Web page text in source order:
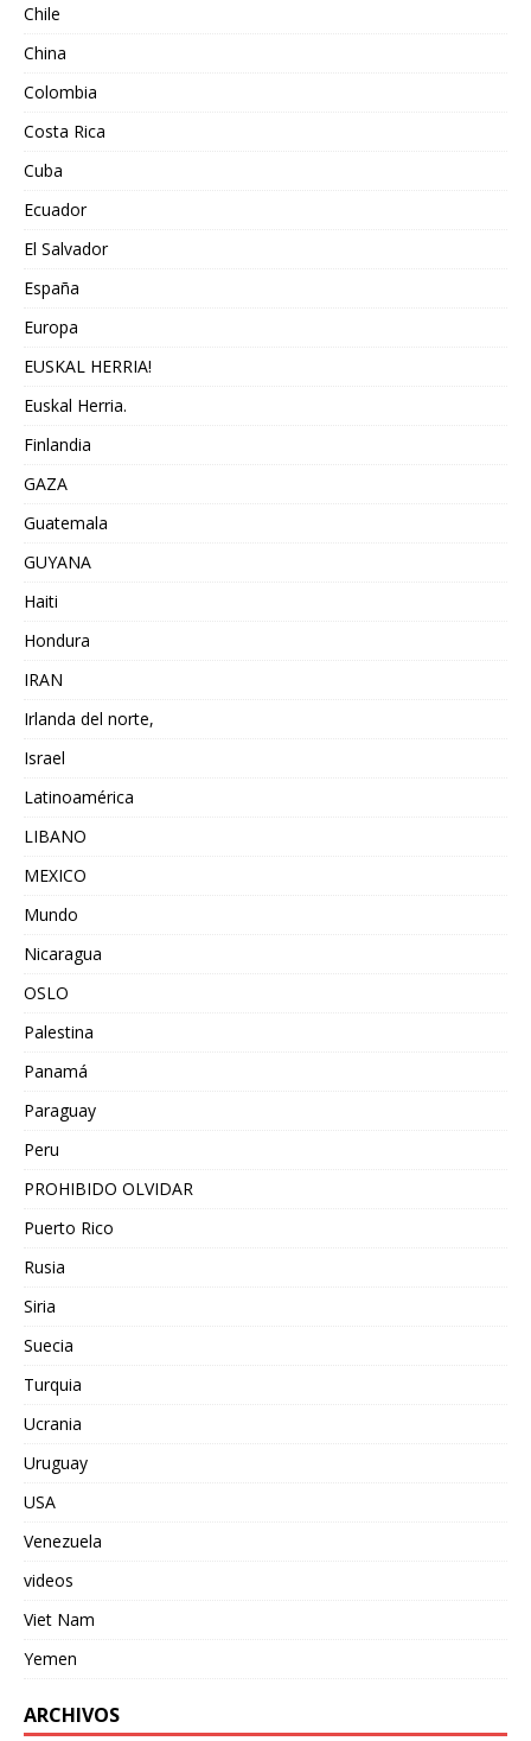
Chile
China
Colombia
Costa Rica
Cuba
Ecuador
El Salvador
España
Europa
EUSKAL HERRIA!
Euskal Herria.
Finlandia
GAZA
Guatemala
GUYANA
Haiti
Hondura
IRAN
Irlanda del norte,
Israel
Latinoamérica
LIBANO
MEXICO
Mundo
Nicaragua
OSLO
Palestina
Panamá
Paraguay
Peru
PROHIBIDO OLVIDAR
Puerto Rico
Rusia
Siria
Suecia
Turquia
Ucrania
Uruguay
USA
Venezuela
videos
Viet Nam
Yemen
ARCHIVOS